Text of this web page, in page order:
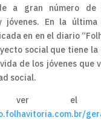
a gran número de
jóvenes. En la última
en en el diario
social que tiene la
de los jóvenes que
social.
ver el